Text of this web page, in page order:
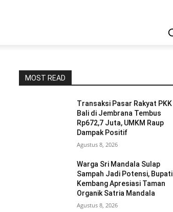
MOST READ
Transaksi Pasar Rakyat PKK
Bali di Jembrana Tembus
Rp672,7 Juta, UMKM Raup
Dampak Positif
Agustus 8, 2026
Warga Sri Mandala Sulap
Sampah Jadi Potensi, Bupati
Kembang Apresiasi Taman
Organik Satria Mandala
Agustus 8, 2026